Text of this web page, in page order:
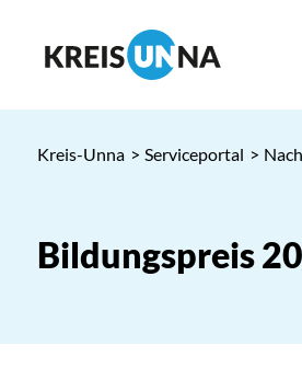
Kreis-Unna > Serviceportal >
Bildungspreis